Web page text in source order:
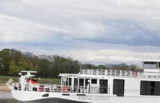
Vorheriges Bild